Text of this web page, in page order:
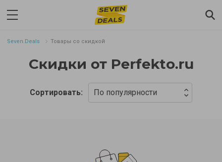
Seven.Deals Товары со скидкой
Скидки от Perfekto.ru
Сортировать: По популярности